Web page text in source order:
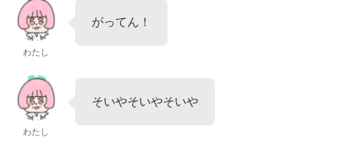
わたし
がってん！
わたし
そいやそいやそいや